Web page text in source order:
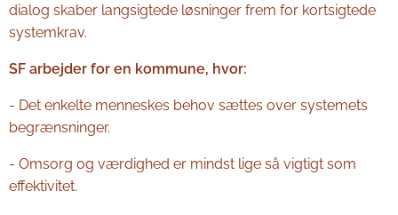
dialog skaber langsigtede løsninger frem for kortsigtede
systemkrav.
SF arbejder for en kommune, hvor:
- Det enkelte menneskes behov sættes over systemets
begrænsninger.
- Omsorg og værdighed er mindst lige så vigtigt som
effektivitet.